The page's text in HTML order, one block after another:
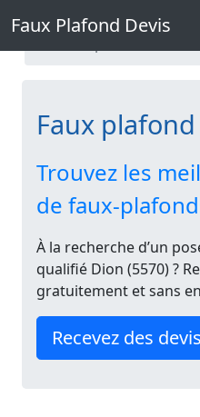
Faux Plafond Devis
Faux Plafond Devis
Faux
Trouvez les
de faux-
À la recherche d’un
qualifié Dion (5570) ?
gratuitement et sans
Recevez des